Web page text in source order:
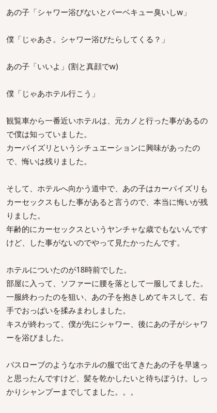
あの子「シャワー浴びないとバーベキュー臭いしw」
僕「じゃあさ。シャワー浴びたらしてくる？」
あの子「いいよ」(割と真顔でw)
僕「じゃあホテル行こう」
観覧車から一番近いホテルは、元カノと行った事があるの
で僕は知っていました。
カーパイズリというシチュエーションに興味があったの
で、悔いは残りました。
そして、ホテルへ向かう道中で、あの子はカーパイズリも
カーセックスもした事があると言うので、本当に悔いが残
りました。
年齢的にカーセックスというヤンチャな歳でもないんです
けど、した事がないのでやって見たかったんです。
ホテルについたのが18時前でした。
部屋に入って、ソファーに腰を落として一服してました。
一服終わったのを狙い、あの子を抱きしめてキスして、右
手でおっぱいを揉みまわしました。
キスが終わって、僕が先にシャワー、後にあの子がシャワ
ーを浴びました。
バスローブのようなホテルの服で出てきたあの子を早速っ
と思ったんですけど、髪を乾かしたいと待ちぼうけ。しっ
かりシャンプーまでしてました。。。